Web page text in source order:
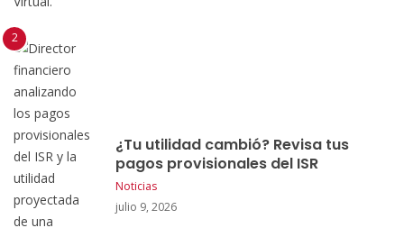
¿Tu utilidad cambió? Revisa tus
pagos provisionales del ISR
Noticias
julio 9, 2026